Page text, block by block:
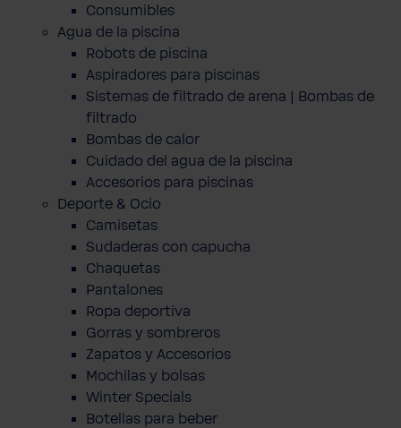
Consumibles
Agua de la piscina
Robots de piscina
Aspiradores para piscinas
Sistemas de filtrado de arena | Bombas de
filtrado
Bombas de calor
Cuidado del agua de la piscina
Accesorios para piscinas
Deporte & Ocio
Camisetas
Sudaderas con capucha
Chaquetas
Pantalones
Ropa deportiva
Gorras y sombreros
Zapatos y Accesorios
Mochilas y bolsas
Winter Specials
Botellas para beber